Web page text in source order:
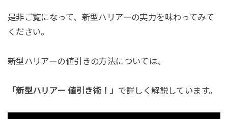
是非ご覧になって、新型ハリアーの実力を味わってみて
ください。
新型ハリアーの値引きの方法については、
「新型ハリアー 値引き術！」 で詳しく解説しています。